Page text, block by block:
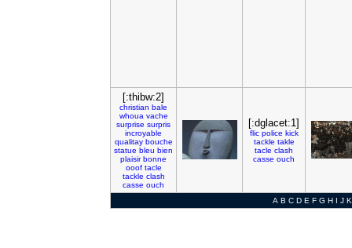
[:thibw:2]
christian bale
whoua vache
surprise surpris
incroyable
qualitay bouche
statue bleu bien
plaisir bonne
ooof tacle
tackle clash
casse ouch
[:dglacet:1]
flic police kick
tackle takle
tacle clash
casse ouch
A B C D E F G H I J K